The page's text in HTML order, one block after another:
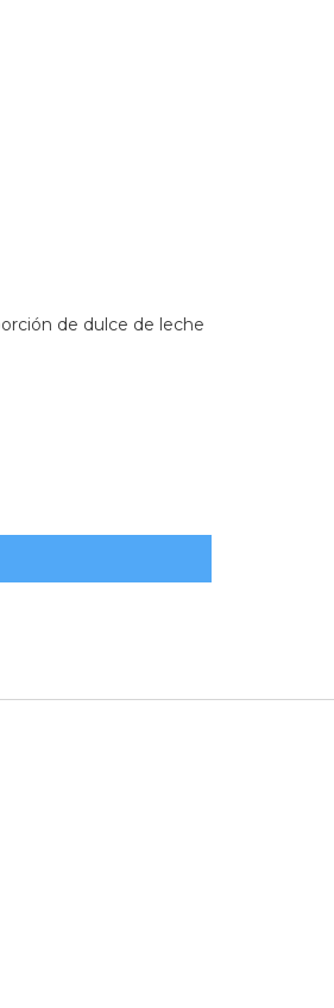
de dulce de leche